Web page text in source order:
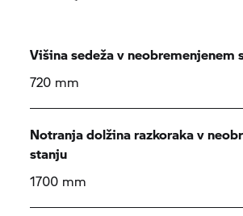
Višina sedeža v neobremenjenem
720 mm
Notranja dolžina razkoraka v
stanju
1700 mm